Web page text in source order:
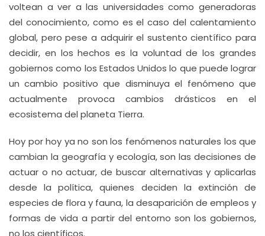
voltean a ver a las universidades como generadoras
del conocimiento, como es el caso del calentamiento
global, pero pese a adquirir el sustento científico para
decidir, en los hechos es la voluntad de los grandes
gobiernos como los Estados Unidos lo que puede lograr
un cambio positivo que disminuya el fenómeno que
actualmente provoca cambios drásticos en el
ecosistema del planeta Tierra.
Hoy por hoy ya no son los fenómenos naturales los que
cambian la geografía y ecología, son las decisiones de
actuar o no actuar, de buscar alternativas y aplicarlas
desde la política, quienes deciden la extinción de
especies de flora y fauna, la desaparición de empleos y
formas de vida a partir del entorno son los gobiernos,
no los científicos.